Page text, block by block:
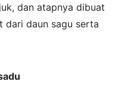
dan atapnya dibuat
dari daun sagu serta